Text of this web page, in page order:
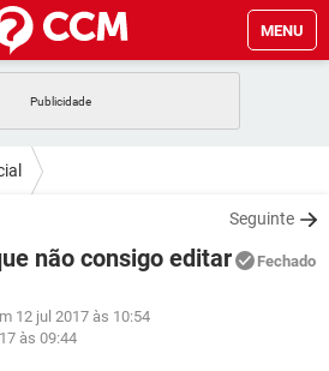
MENU
GMAIL
GMAIL
WHATSAPP
WHATSAPP
Seguinte
não consigo editar Fechado
12 jul 2017 às 10:54
às 09:44